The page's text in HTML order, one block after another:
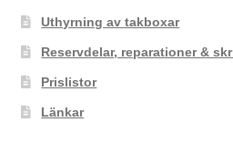
Uthyrning av takboxar
Reservdelar, reparationer &
Prislistor
Länkar